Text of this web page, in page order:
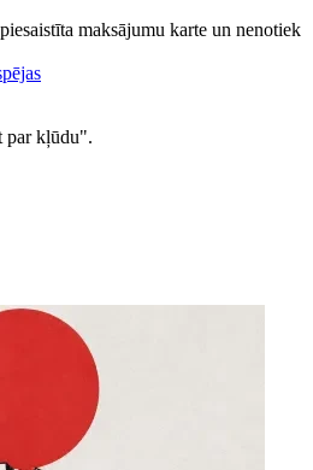
maksājumu karte un nenotiek
par kļūdu".